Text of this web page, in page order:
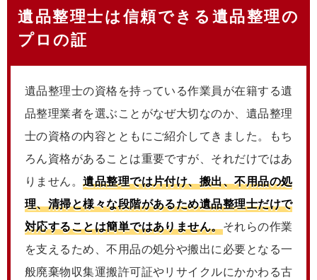
遺品整理士は信頼できる遺品整理の
プロの証
遺品整理士の資格を持っている作業員が在籍する遺
品整理業者を選ぶことがなぜ大切なのか、遺品整理
士の資格の内容とともにご紹介してきました。もち
ろん資格があることは重要ですが、それだけではあ
りません。遺品整理では片付け、搬出、不用品の処
理、清掃と様々な段階があるため遺品整理士だけで
対応することは簡単ではありません。それらの作業
を支えるため、不用品の処分や搬出に必要となる一
般廃棄物収集運搬許可証やリサイクルにかかわる古